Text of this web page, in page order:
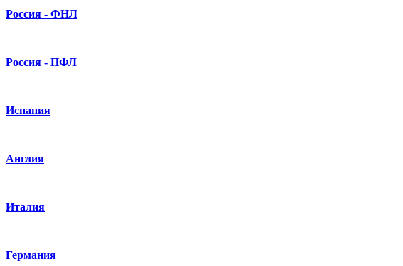
Россия - ФНЛ
Россия - ПФЛ
Испания
Англия
Италия
Германия